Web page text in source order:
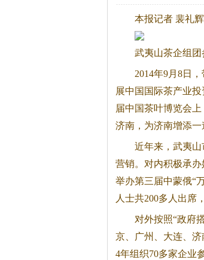
本报记者 裴礼
武夷山茶企组
2014年9月8日
展中国国际茶产业
届中国茶叶博览会
济南，为济南增添
近年来，武夷
营销。 对内积极承
举办第三届中蒙俄“
人士共200多人出席
对外按照“政府
京、广州、大连、
4年组织70多家企业